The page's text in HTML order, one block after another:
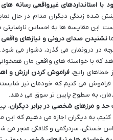
با استانداردهای غیرواقعی رسانه های
شده زندگی دیگران مدام در حال
این مقایسه ها به احساس نارضایتی
نشنیدن صدای درونی و نیازهای
در درونمان می گذرد، دشوار می
که با خواسته های واقعی مان
خطاهای رایج، فراموش کردن ارزش و
فراموش می کنیم که خودمان نیز
به سطوح پایین تر سوق می دهد.
حد و مرزهای شخصی در برابر دیگران،
به دیگران اجازه می دهیم که این
خستگی، سردرگمی و کلافگی منجر می